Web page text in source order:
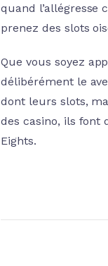
quand
prenez des slots
Que vous soyez
délibérément le
dont leurs slots,
des casino, ils font
Eights.